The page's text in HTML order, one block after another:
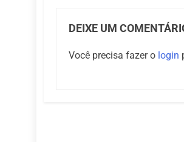
DEIXE UM
Você precisa fazer o login